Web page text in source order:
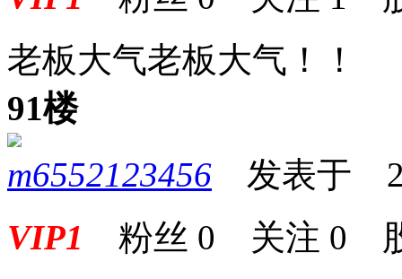
老板大气老板大气！！
91楼
m6552123456 发表于
VIP1 粉丝 0 关注 0